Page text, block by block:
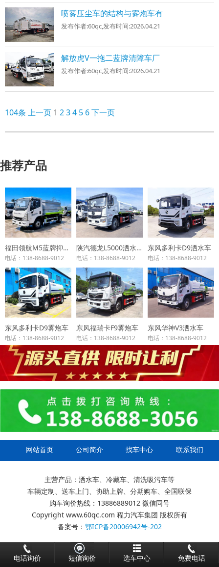
喷雾压尘车的结构与雾炮车有
发布作者:60qc,发布时间:2026.04.21
解放虎V一拖二蓝牌清障车厂
发布作者:60qc,发布时间:2026.04.21
104条 上一页 1 234 5 6下一页
推荐产品
福田领航M5蓝牌抑尘车
电话：138-8688-9012
陕汽德龙L5000洒水车
电话：138-8688-9012
东风多利卡D9洒水车
电话：138-8688-9012
东风多利卡D9雾炮车
电话：138-8688-9012
东风福瑞卡F9雾炮车
电话：138-8688-9012
东风华神V3洒水车
电话：138-8688-9012
网站首页 公司简介 找车中心 联系我们
主营产品：洒水车、冷藏车、清洗吸污车等
车辆定制、送车上门、协助上牌、分期购车、全国联保
购车询价热线：13886889012 微信同号
Copyright www.60qc.com 程力汽车集团 版权所有
备案号： 鄂ICP备20006942号-202
电话询价 短信询价 选车中心 免费电话